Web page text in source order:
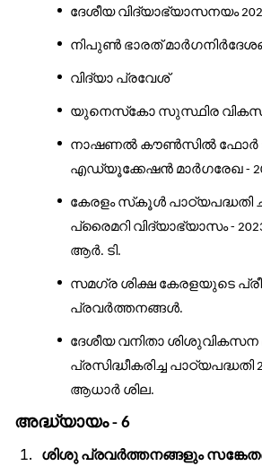
ദേശീയ വിദ്യാഭ്യാസനയം
നിപുൺ ഭാരത്
വിദ്യാ പ്രവേശ്
യുനെസ്കോ സുസ്ഥിര
നാഷണൽ കൗൺസിൽ ഫോർ
എഡ്യൂക്കേഷൻ മാർഗരേഖ -
കേരളം സ്കൂൾ പാഠ്യപദ്ധതി
പ്രൈമറി വിദ്യാഭ്യാസം-
ആർ. ടി.
സമഗ്ര ശിക്ഷ കേരളയുടെ പ്രീ
പ്രവർത്തനങ്ങൾ.
ദേശീയ വനിതാ ശിശുവികസന
പ്രസിദ്ധീകരിച്ച പാഠ്യപദ്ധതി
ആധാർ ശില.
അദ്ധ്യായം- 6
ശിശു പ്രവർത്തനങ്ങളും